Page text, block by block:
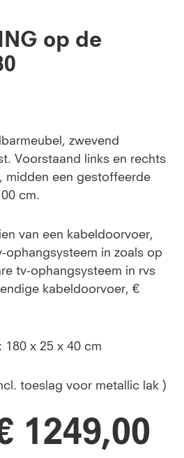
op de
zwevend
Voorstaand links en rechts
midden een gestoffeerde
cm.
van een kabeldoorvoer,
ophangsysteem in zoals op
tv-ophangsysteem in rvs
kabeldoorvoer, €
180 x 25 x 40 cm
toeslag voor metallic lak )
1249,00